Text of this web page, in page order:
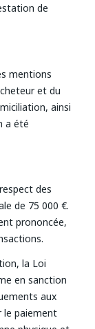
de
mentions
et du
ainsi
a été
des
de 75 000 €.
prononcée,
la Loi
en sanction
aux
le paiement